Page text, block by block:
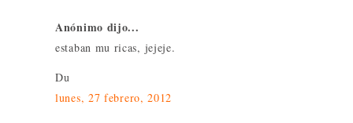
Anónimo dijo...
estaban mu ricas, jejeje.
Du
lunes, 27 febrero, 2012